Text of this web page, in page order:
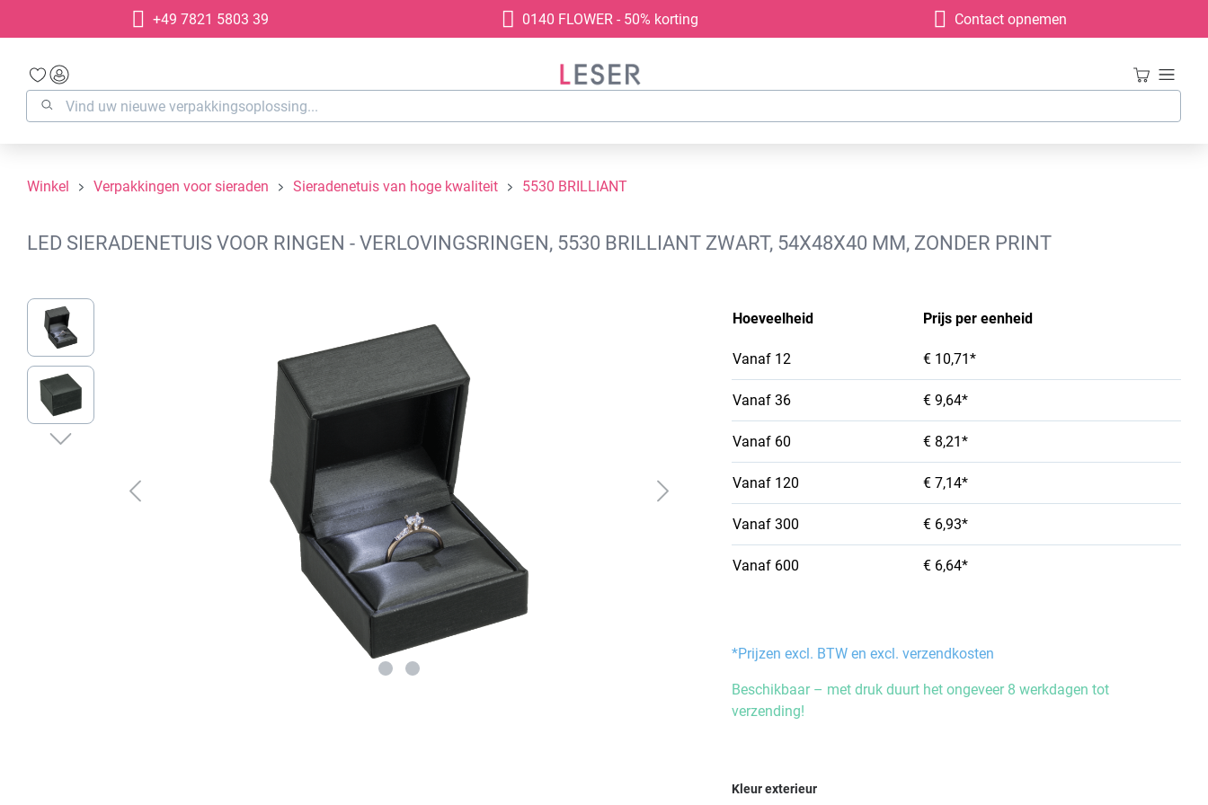
Ga naar de hoofdnavigatie
+49 7821 5803 39 0140 FLOWER - 50% korting Contact opnemen
Winkel Verpakkingen voor sieraden Sieradenetuis van hoge kwaliteit 5530 BRILLIANT
LED SIERADENETUIS VOOR RINGEN - VERLOVINGSRINGEN, 5530 BRILLIANT ZWART, 54X48X40 MM, ZONDER PRINT
Afbeeldingengalerij overslaan
Hoeveelheid Prijs per eenheid
Vanaf 12 € 10,71*
Vanaf 36 € 9,64*
Vanaf 60 € 8,21*
Vanaf 120 € 7,14*
Vanaf 300 € 6,93*
Vanaf 600 € 6,64*
*Prijzen excl. BTW en excl. verzendkosten
Beschikbaar – met druk duurt het ongeveer 8 werkdagen tot
verzending!
Selecteer
Kleur exterieur